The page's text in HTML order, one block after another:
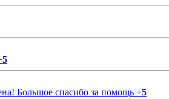
5
Большое спасибо за помощь +5